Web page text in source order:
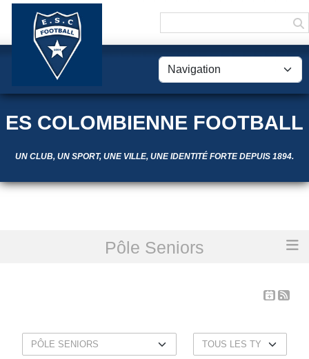
ES COLOMBIENNE FOOTBALL
UN CLUB, UN SPORT, UNE VILLE, UNE IDENTITÉ FORTE DEPUIS 1894.
Pôle Seniors
Les évènements